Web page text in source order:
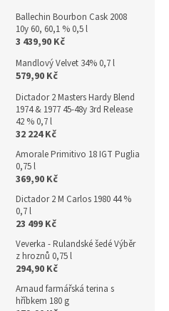
Ballechin Bourbon Cask 2008
10y 60, 60,1 % 0,5 l
3 439,90 Kč
Mandlový Velvet 34% 0,7 l
579,90 Kč
Dictador 2 Masters Hardy Blend
1974 & 1977 45-48y 3rd Release
42 % 0,7 l
32 224 Kč
Amorale Primitivo 18 IGT Puglia
0,75 l
369,90 Kč
Dictador 2 M Carlos 1980 44 %
0,7 l
23 499 Kč
Veverka - Rulandské šedé Výběr
z hroznů 0,75 l
294,90 Kč
Arnaud farmářská terina s
hříbkem 180 g